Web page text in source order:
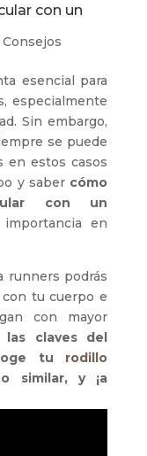
con un
Consejos
esencial para
especialmente
Sin embargo,
se puede
en estos casos
y saber cómo
con un
en
runners podrás
tu cuerpo e
con mayor
las claves del
tu rodillo
similar, y ¡a